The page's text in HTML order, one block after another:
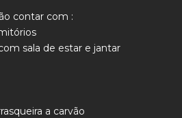
contar com :
sala de estar e jantar
a carvão